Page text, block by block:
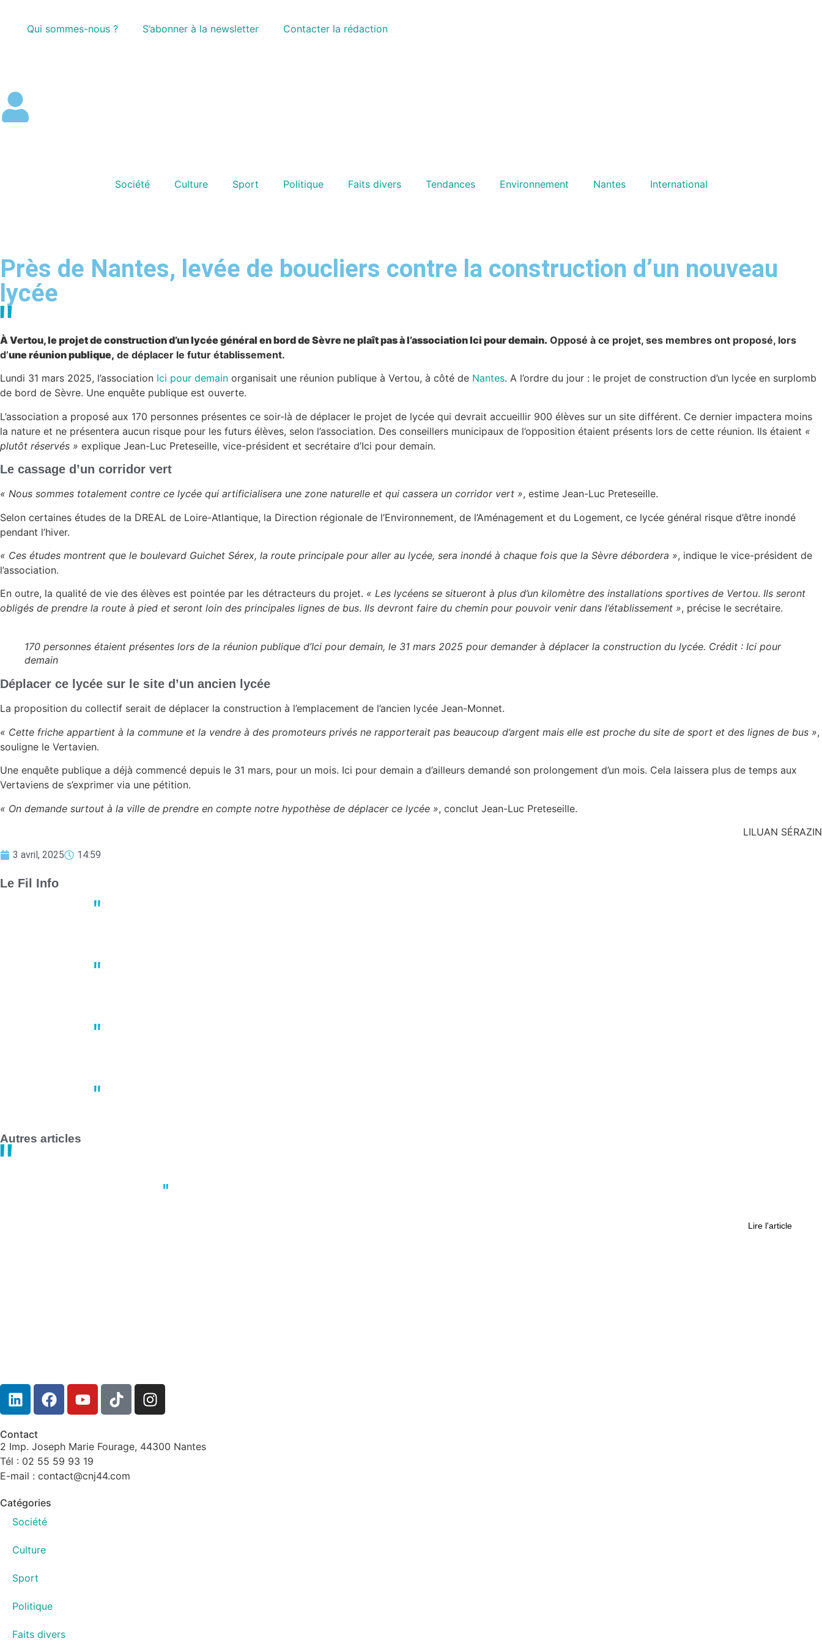
Qui sommes-nous ? S’abonner à la newsletter Contacter la rédaction
Société Culture Sport Politique Faits divers Tendances Environnement Nantes International
Près de Nantes, levée de boucliers contre la construction d’un nouveau
lycée
À Vertou, le projet de construction d’un lycée général en bord de Sèvre ne plaît pas à l’association Ici pour demain. Opposé à ce projet, ses membres ont proposé, lors
d’une réunion publique, de déplacer le futur établissement.
Lundi 31 mars 2025, l’association Ici pour demain organisait une réunion publique à Vertou, à côté de Nantes. A l’ordre du jour : le projet de construction d’un lycée en surplomb
de bord de Sèvre. Une enquête publique est ouverte.
L’association a proposé aux 170 personnes présentes ce soir-là de déplacer le projet de lycée qui devrait accueillir 900 élèves sur un site différent. Ce dernier impactera moins
la nature et ne présentera aucun risque pour les futurs élèves, selon l’association. Des conseillers municipaux de l’opposition étaient présents lors de cette réunion. Ils étaient «
plutôt réservés » explique Jean-Luc Preteseille, vice-président et secrétaire d’Ici pour demain.
Le cassage d’un corridor vert
« Nous sommes totalement contre ce lycée qui artificialisera une zone naturelle et qui cassera un corridor vert », estime Jean-Luc Preteseille.
Selon certaines études de la DREAL de Loire-Atlantique, la Direction régionale de l’Environnement, de l’Aménagement et du Logement, ce lycée général risque d’être inondé
pendant l’hiver.
« Ces études montrent que le boulevard Guichet Sérex, la route principale pour aller au lycée, sera inondé à chaque fois que la Sèvre débordera », indique le vice-président de
l’association.
En outre, la qualité de vie des élèves est pointée par les détracteurs du projet. « Les lycéens se situeront à plus d’un kilomètre des installations sportives de Vertou. Ils seront
obligés de prendre la route à pied et seront loin des principales lignes de bus. Ils devront faire du chemin pour pouvoir venir dans l’établissement », précise le secrétaire.
170 personnes étaient présentes lors de la réunion publique d’Ici pour demain, le 31 mars 2025 pour demander à déplacer la construction du lycée. Crédit : Ici pour
demain
Déplacer ce lycée sur le site d’un ancien lycée
La proposition du collectif serait de déplacer la construction à l’emplacement de l’ancien lycée Jean-Monnet.
« Cette friche appartient à la commune et la vendre à des promoteurs privés ne rapporterait pas beaucoup d’argent mais elle est proche du site de sport et des lignes de bus »,
souligne le Vertavien.
Une enquête publique a déjà commencé depuis le 31 mars, pour un mois. Ici pour demain a d’ailleurs demandé son prolongement d’un mois. Cela laissera plus de temps aux
Vertaviens de s’exprimer via une pétition.
« On demande surtout à la ville de prendre en compte notre hypothèse de déplacer ce lycée », conclut Jean-Luc Preteseille.
LILUAN SÉRAZIN
3 avril, 2025 14:59
Le Fil Info
Autres articles
Lire l'article
Contact
2 Imp. Joseph Marie Fourage, 44300 Nantes
Tél : 02 55 59 93 19
E-mail : contact@cnj44.com
Catégories
Société
Culture
Sport
Politique
Faits divers